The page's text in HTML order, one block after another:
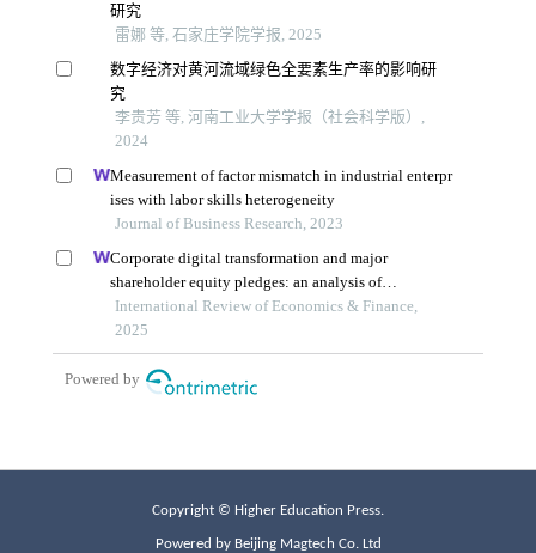
Copyright © Higher Education Press.
Powered by Beijing Magtech Co. Ltd